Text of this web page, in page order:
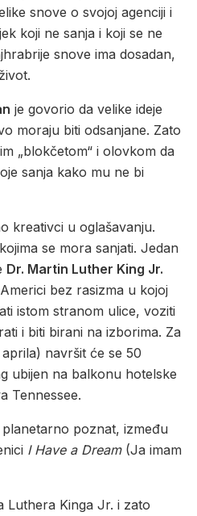
snove o svojoj agenciji i
koji ne sanja i koji se ne
snove ima dosadan,
je govorio da velike ideje
moraju biti odsanjane. Zato
„blokčetom“ i olovkom da
sanja kako mu ne bi
kreativci u oglašavanju.
se mora sanjati. Jedan
Dr. Martin Luther King Jr.
bez rasizma u kojoj
istom stranom ulice, voziti
i biti birani na izborima. Za
navršit će se 50
ubijen na balkonu hotelske
Tennessee.
poznat, između
I Have a Dream(Ja imam
Luthera Kinga Jr. i zato